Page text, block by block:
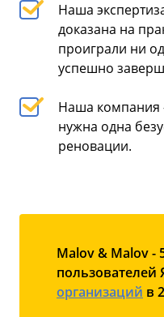
Наша
доказана на
проиграли ни
успешно
Наша компания
нужна одна
реновации.
Malov & Malov -
пользователей
организаций в